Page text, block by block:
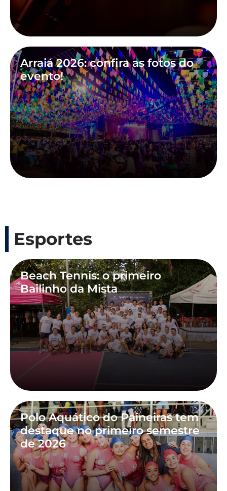
Arraiá 2026: confira as fotos do
evento!
Esportes
Beach Tennis: o primeiro
Bailinho da Mista
Polo Aquático do Paineiras tem
destaque no primeiro semestre
de 2026